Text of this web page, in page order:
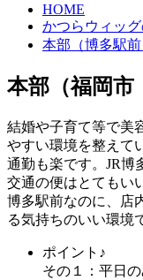
HOME
かつらウィッ
本部（博多駅
本部（福岡市
結婚や子育て等で美
やすい環境を整えて
通勤も楽です。JR博
交通の便はとてもい
博多駅前なのに、店
る気持ちのいい環境
ポイント♪
その１
：平日